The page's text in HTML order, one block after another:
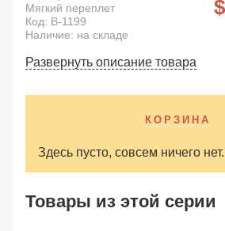
Мягкий переплет
Код: B-1199
Наличие: на складе
Развернуть описание товара
КОРЗИНА
Здесь пусто, совсем ничего нет.
Товары из этой серии